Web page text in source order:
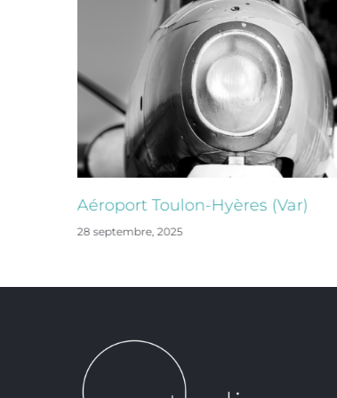
Aéroport Toulon-Hyères (Var)
28 septembre, 2025